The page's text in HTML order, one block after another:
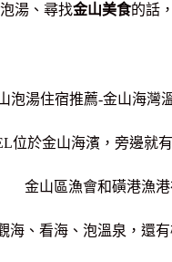
湯、尋找金山美食的話
位於金山海濱，旁邊就
金山區漁會和磺港漁港
海、看海、泡溫泉，還